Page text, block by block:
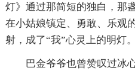
灯》通过那简短的独白，那
在小姑娘镇定、勇敢、乐观
射，成了“我”心灵上的明灯。
巴金爷爷也曾赞叹过冰